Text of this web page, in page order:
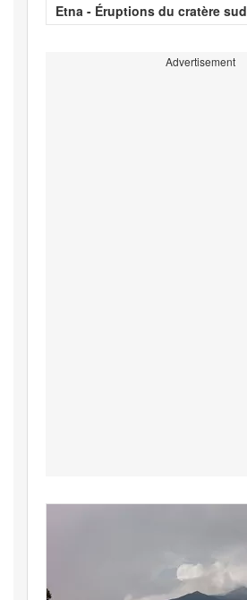
Etna - Éruptions du cratère sud
Advertisement